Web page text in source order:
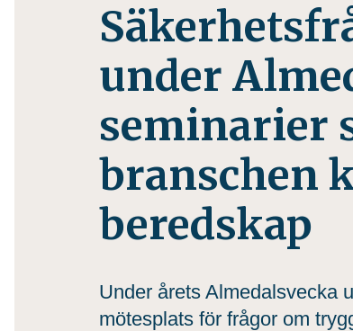
under
seminarier
branschen
beredskap
Under årets Almedalsvecka
mötesplats för frågor om